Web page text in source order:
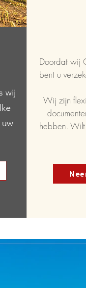
wij
Doordat wij
bent u
Wij zijn
hebben.